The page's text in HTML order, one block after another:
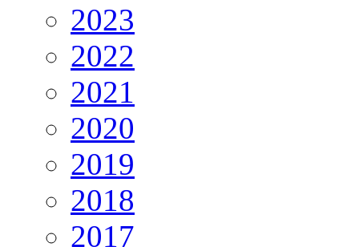
2023
2022
2021
2020
2019
2018
2017